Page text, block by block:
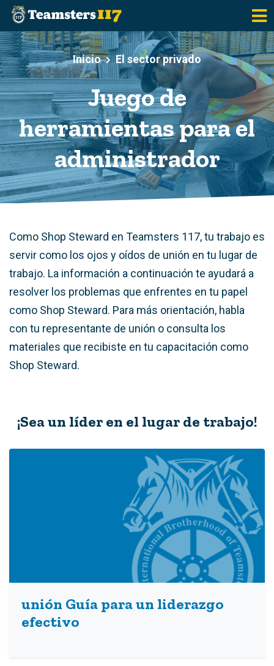
Saltar al contenido principal
Inicio
El sector privado
Juego de
herramientas para el
administrador
Como Shop Steward en Teamsters 117, tu trabajo es
servir como los ojos y oídos de unión en tu lugar de
trabajo. La información a continuación te ayudará a
resolver los problemas que enfrentes en tu papel
como Shop Steward. Para más orientación, habla
con tu representante de unión o consulta los
materiales que recibiste en tu capacitación como
Shop Steward.
¡Sea un líder en el lugar de trabajo!
unión Guía para un liderazgo
efectivo